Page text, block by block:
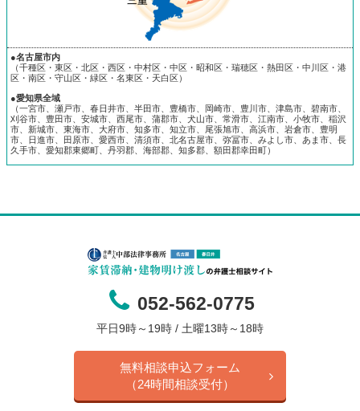
●名古屋市内
（千種区・東区・北区・西区・中村区・中区・昭和区・瑞穂区・熱田区・中川区・港
区・南区・守山区・緑区・名東区・天白区）
●愛知県全域
（一宮市、瀬戸市、春日井市、半田市、豊橋市、岡崎市、豊川市、津島市、碧南市、
刈谷市、豊田市、安城市、西尾市、蒲郡市、犬山市、常滑市、江南市、小牧市、稲沢
市、新城市、東海市、大府市、知多市、知立市、尾張旭市、高浜市、岩倉市、豊明
市、日進市、田原市、愛西市、清須市、北名古屋市、弥冨市、みよし市、あま市、長
久手市、愛知郡東郷町、丹羽郡、海部郡、知多郡、額田郡幸田町）
052-562-0775
平日9時～19時 / 土曜13時～18時
無料相談申込フォーム
（24時間相談受付）